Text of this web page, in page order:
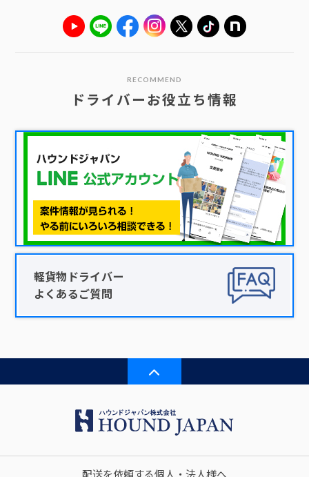
RECOMMEND
ドライバーお役立ち情報
軽貨物ドライバー
よくあるご質問
配送を依頼する個人・法人様へ